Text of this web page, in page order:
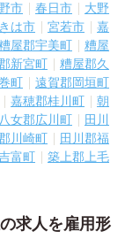
市 春日市
大野
は市 宮若市
嘉
屋郡宇美町
糟屋
新宮町
糟屋郡久
町
遠賀郡岡垣町
嘉穂郡桂川町
朝
八女郡広川町
田川
川崎町
田川郡福
富町
築上郡上毛
求人を雇用形